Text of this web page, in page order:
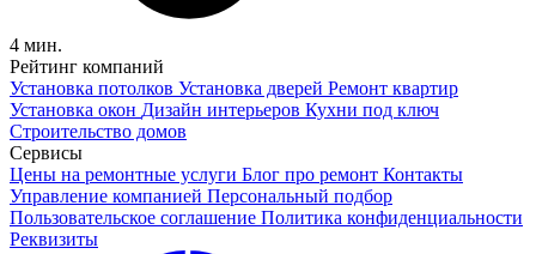
4 мин.
Рейтинг компаний
Установка потолков Установка дверей Ремонт квартир
Установка окон Дизайн интерьеров Кухни под ключ
Строительство домов
Сервисы
Цены на ремонтные услуги Блог про ремонт Контакты
Управление компанией Персональный подбор
Пользовательское соглашение Политика конфиденциальности
Реквизиты